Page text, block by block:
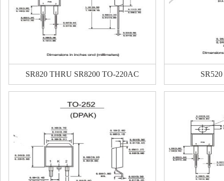
SR820 THRU SR8200 TO-220AC